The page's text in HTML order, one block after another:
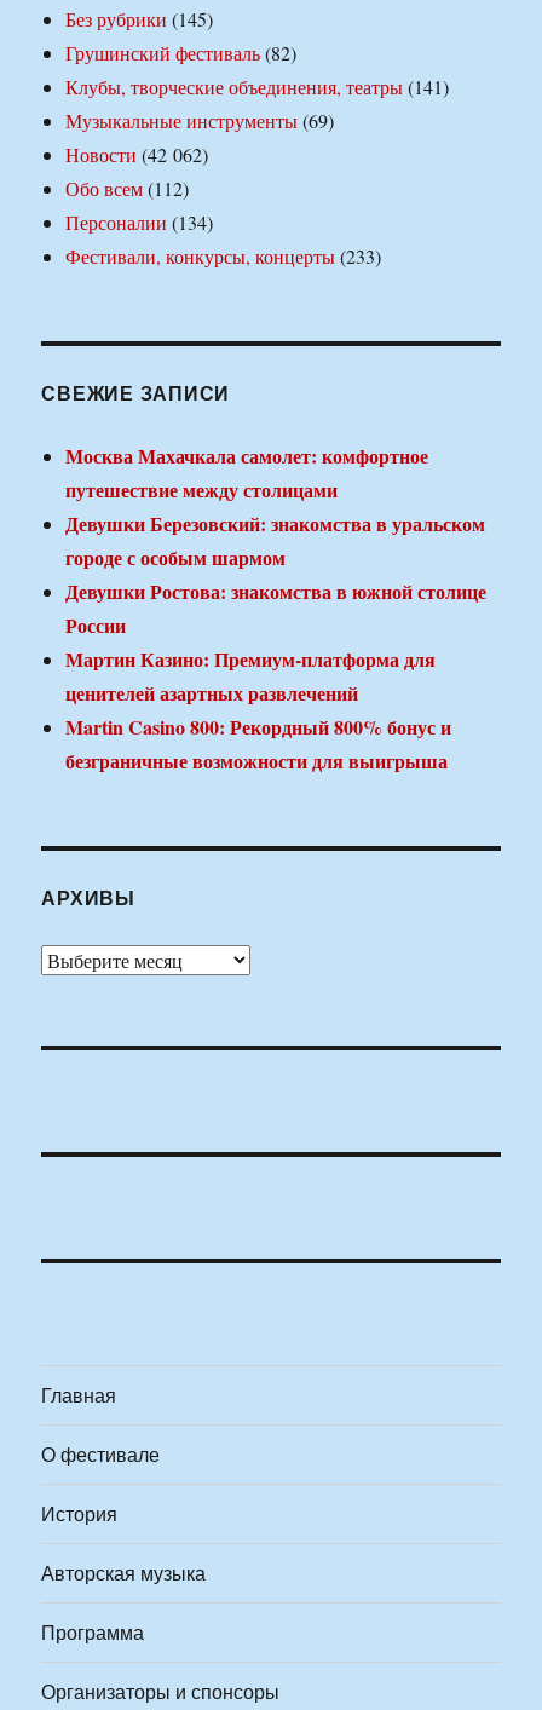
Без рубрики (145)
Грушинский фестиваль(82)
Клубы, творческие объединения, театры(141)
Музыкальные инструменты(69)
Новости (42 062)
Обо всем(112)
Персоналии (134)
Фестивали, конкурсы, концерты(233)
СВЕЖИЕ ЗАПИСИ
Москва Махачкала самолет: комфортное
путешествие между столицами
Девушки Березовский: знакомства в уральском
городе с особым шармом
Девушки Ростова: знакомства в южной столице
России
Мартин Казино: Премиум-платформа для
ценителей азартных развлечений
Martin Casino 800: Рекордный 800% бонус и
безграничные возможности для выигрыша
АРХИВЫ
Архивы
Главная
О фестивале
История
Авторская музыка
Программа
Организаторы и спонсоры